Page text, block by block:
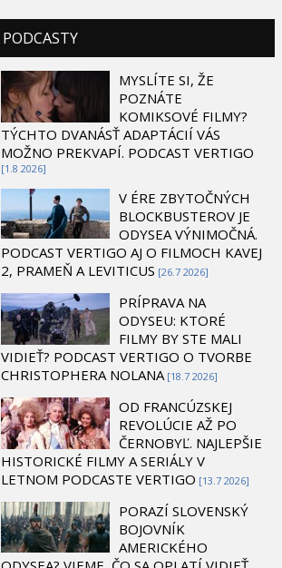
PODCASTY
MYSLÍTE SI, ŽE
POZNÁTE
KOMIKSOVÉ FILMY?
TÝCHTO DVANÁSŤ ADAPTÁCIÍ VÁS
MOŽNO PREKVAPÍ. PODCAST VERTIGO
[1.8 2026]
V ÉRE ZBYTOČNÝCH
BLOCKBUSTEROV JE
ODYSEA VÝNIMOČNÁ.
PODCAST VERTIGO AJ O FILMOCH KAVEJ
2, PRAMEŇ A LEVITICUS [26.7 2026]
PRÍPRAVA NA
ODYSEU: KTORÉ
FILMY BY STE MALI
VIDIEŤ? PODCAST VERTIGO O TVORBE
CHRISTOPHERA NOLANA [18.7 2026]
OD FRANCÚZSKEJ
REVOLÚCIE AŽ PO
ČERNOBYĽ. NAJLEPŠIE
HISTORICKÉ FILMY A SERIÁLY V
LETNOM PODCASTE VERTIGO [13.7 2026]
PORAZÍ SLOVENSKÝ
BOJOVNÍK
AMERICKÉHO